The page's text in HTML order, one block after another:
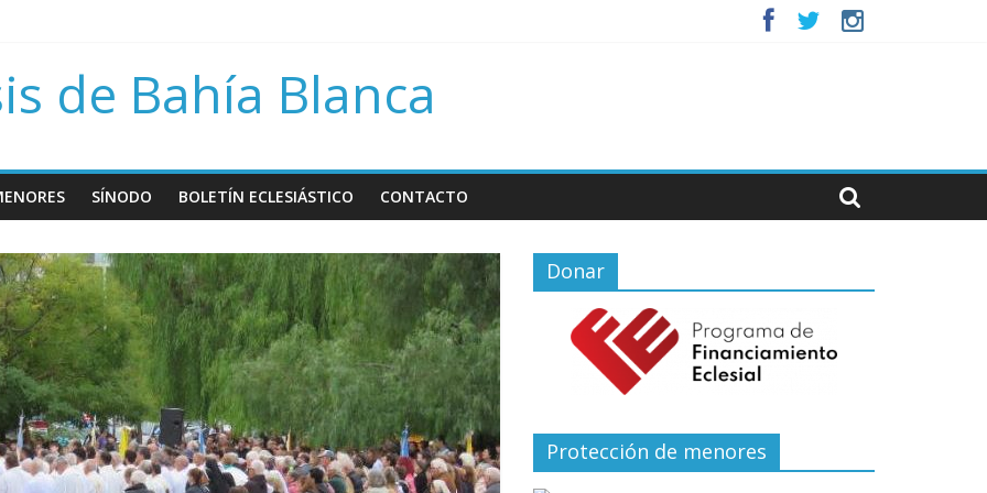
Papa Francisco
del día del niño por nacer
de Bahía Blanca
SÍNODO BOLETÍN ECLESIÁSTICO CONTACTO
Donar
Protección de menores